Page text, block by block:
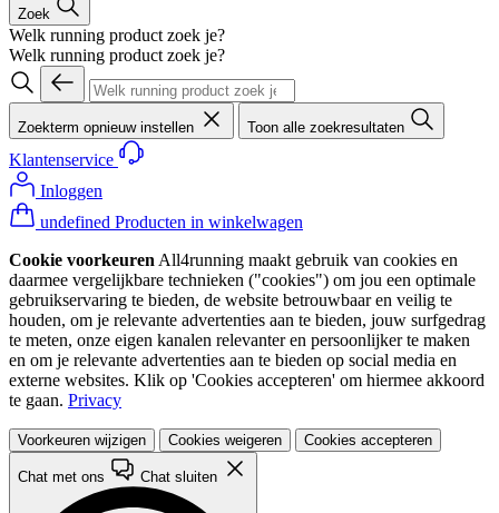
Zoek
Welk running product zoek je?
Welk running product zoek je?
Zoekterm opnieuw instellen Toon alle zoekresultaten
Klantenservice
Inloggen
undefined Producten in winkelwagen
Cookie voorkeuren All4running maakt gebruik van cookies en
daarmee vergelijkbare technieken ("cookies") om jou een optimale
gebruikservaring te bieden, de website betrouwbaar en veilig te
houden, om je relevante advertenties aan te bieden, jouw surfgedrag
te meten, onze eigen kanalen relevanter en persoonlijker te maken
en om je relevante advertenties aan te bieden op social media en
externe websites. Klik op 'Cookies accepteren' om hiermee akkoord
te gaan. Privacy
Voorkeuren wijzigen Cookies weigeren Cookies accepteren
Chat met ons Chat sluiten